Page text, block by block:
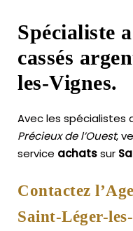
Spécialiste
cassés
les-Vignes.
Avec les spécialistes
Précieux de l’Ouest,
service achatssur
Contactez
Saint-Léger-